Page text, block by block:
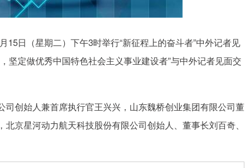
日（星期二）下午3时举行“新征程上的奋斗者”中外记者见
坚定做优秀中国特色社会主义事业建设者”与中外记者见面交
创始人兼首席执行官王兴兴，山东魏桥创业集团有限公司董
京星河动力航天科技股份有限公司创始人、董事长刘百奇、